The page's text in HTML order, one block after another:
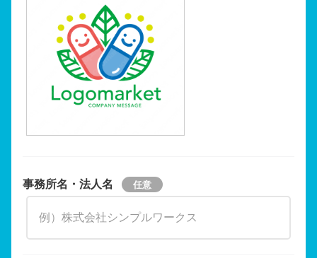
事務所名・法人名